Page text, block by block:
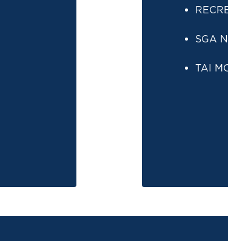
SGA
TAI